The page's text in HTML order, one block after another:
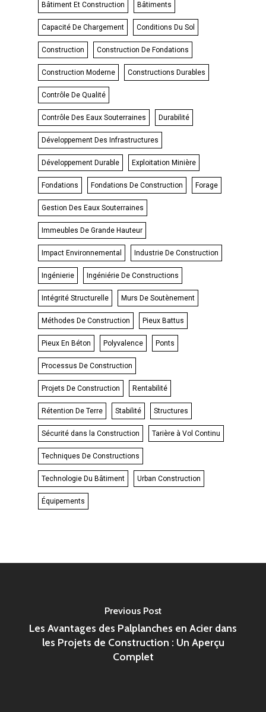
Bâtiment Et Construction Bâtiments
Capacité De Chargement Conditions Du Sol
Construction Construction De Fondations
Construction Moderne Constructions Durables
Contrôle De Qualité
Contrôle Des Eaux Souterraines Durabilité
Développement Des Infrastructures
Développement Durable Exploitation Minière
Fondations Fondations De Construction Forage
Gestion Des Eaux Souterraines
Immeubles De Grande Hauteur
Impact Environnemental Industrie De Construction
Ingénierie Ingéniérie De Constructions
Intégrité Structurelle Murs De Soutènement
Méthodes De Construction Pieux Battus
Pieux En Béton Polyvalence Ponts
Processus De Construction
Projets De Construction Rentabilité
Rétention De Terre Stabilité Structures
Sécurité dans la Construction Tarière à Vol Continu
Techniques De Constructions
Technologie Du Bâtiment Urban Construction
Équipements
Previous Post
Les Avantages des Palplanches en Acier dans
les Projets de Construction : Un Aperçu
Complet